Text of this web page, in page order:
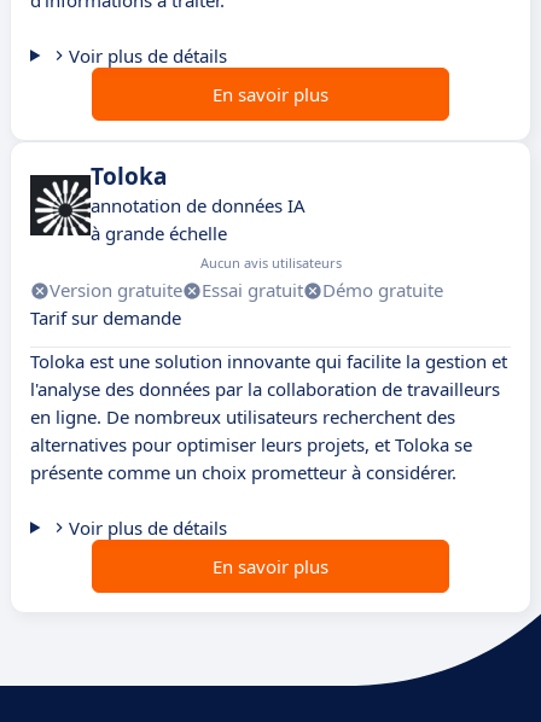
Voir plus de détails
En savoir plus
Toloka
annotation de données IA
à grande échelle
Aucun avis utilisateurs
Version gratuite Essai gratuit
Démo gratuite
Tarif sur demande
Toloka est une solution innovante qui facilite la gestion et
l'analyse des données par la collaboration de travailleurs
en ligne. De nombreux utilisateurs recherchent des
alternatives pour optimiser leurs projets, et Toloka se
présente comme un choix prometteur à considérer.
Voir plus de détails
En savoir plus